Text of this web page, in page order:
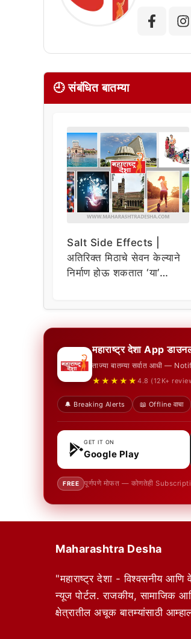
🕘 संबंधित बातम्या
Salt Side Effects |
अतिरिक्त मिठाचे सेवन केल्याने
निर्माण होऊ शकतात ‘या’
महाराष्ट्र देशा App
ताज्या बातम्या सर्वात आधी —
★★★★★ 4.8 (12K+
🔔 Breaking Alerts 📖 Offline वाचा
GET IT ON
Google Play
FREE पूर्णपणे मोफत — कोणतेही
Maharashtra Desha
"महाराष्ट्र देशा - विश्वसनीय आणि
न्यूज पोर्टल. राजकीय, सामाजिक
क्षेत्रातील अचूक बातम्यांसाठी